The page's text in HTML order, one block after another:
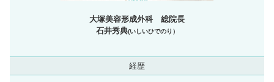
大塚美容形成外科 総院長
石井秀典(いしいひでのり）
経歴